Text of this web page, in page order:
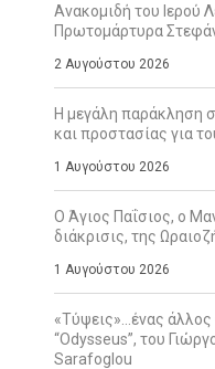
Ανακομιδή του Ιερού
Πρωτομάρτυρα
2 Αυγούστου 2026
Η μεγάλη παράκληση
και προστασίας για
1 Αυγούστου 2026
Ο Άγιος Παΐσιος, ο
διάκρισις, της
1 Αυγούστου 2026
«Τύψεις»…ένας
“Odysseus”, του
Sarafoglou